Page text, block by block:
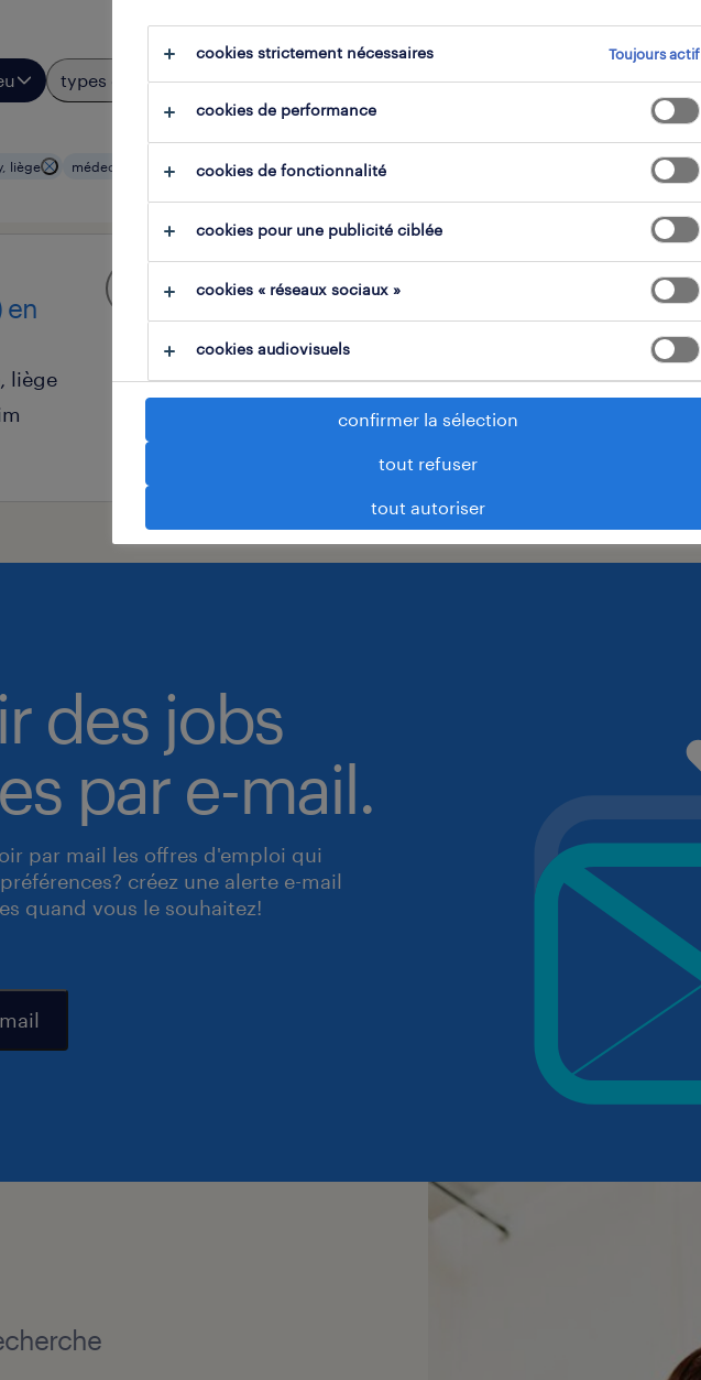
types d'emploi 2 domaine professionnel tous les filtres 3
liège médecins & spécialistes médicaux spécialistes médicaux & pharmace tout effacer
en
liège
bandagiste
liège, liège
mission d'intérim
des jobs
par e-mail.
par mail les offres d'emploi qui
créez une alerte e-mail
quand vous le souhaitez!
cookies strictement nécessaires Toujours actif
cookies de performance
cookies de fonctionnalité
cookies pour une publicité ciblée
cookies « réseaux sociaux »
cookies audiovisuels
confirmer la sélection
tout refuser
tout autoriser